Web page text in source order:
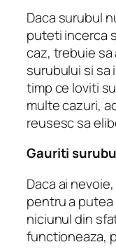
Daca surubul
puteti incerca
caz, trebuie
surubului si sa
timp ce loviti
multe cazuri,
reusesc sa
Gauriti
Daca ai
pentru a
niciunul din
functioneaza,